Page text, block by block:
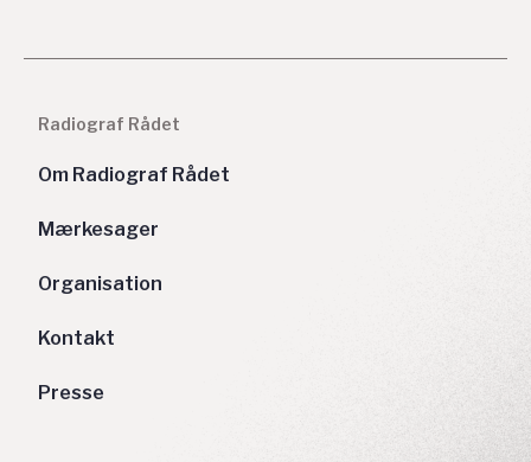
Radiograf Rådet
Om Radiograf Rådet
Mærkesager
Organisation
Kontakt
Presse